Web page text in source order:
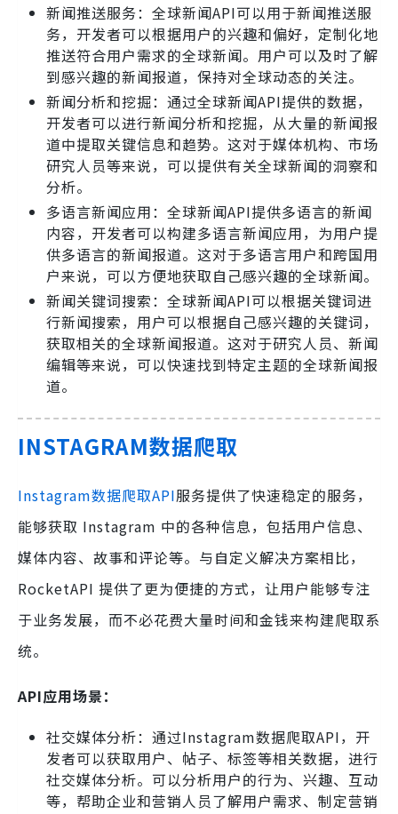
新闻推送服务：全球新闻API可以用于新闻推送服
务，开发者可以根据用户的兴趣和偏好，定制化地
推送符合用户需求的全球新闻。用户可以及时了解
到感兴趣的新闻报道，保持对全球动态的关注。
新闻分析和挖掘：通过全球新闻API提供的数据，
开发者可以进行新闻分析和挖掘，从大量的新闻报
道中提取关键信息和趋势。这对于媒体机构、市场
研究人员等来说，可以提供有关全球新闻的洞察和
分析。
多语言新闻应用：全球新闻API提供多语言的新闻
内容，开发者可以构建多语言新闻应用，为用户提
供多语言的新闻报道。这对于多语言用户和跨国用
户来说，可以方便地获取自己感兴趣的全球新闻。
新闻关键词搜索：全球新闻API可以根据关键词进
行新闻搜索，用户可以根据自己感兴趣的关键词，
获取相关的全球新闻报道。这对于研究人员、新闻
编辑等来说，可以快速找到特定主题的全球新闻报
道。
INSTAGRAM数据爬取
Instagram数据爬取API服务提供了快速稳定的服务，
能够获取 Instagram 中的各种信息，包括用户信息、
媒体内容、故事和评论等。与自定义解决方案相比，
RocketAPI 提供了更为便捷的方式，让用户能够专注
于业务发展，而不必花费大量时间和金钱来构建爬取系
统。
API应用场景：
社交媒体分析：通过Instagram数据爬取API，开
发者可以获取用户、帖子、标签等相关数据，进行
社交媒体分析。可以分析用户的行为、兴趣、互动
等，帮助企业和营销人员了解用户需求、制定营销